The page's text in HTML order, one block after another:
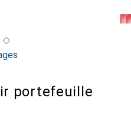
portefeuille